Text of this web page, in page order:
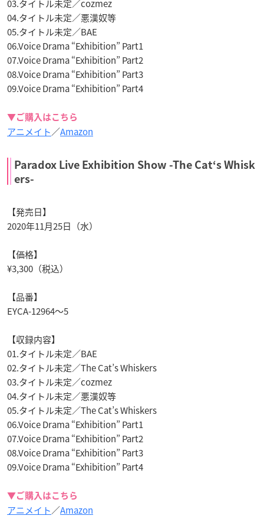
03.タイトル未定／cozmez
04.タイトル未定／悪漢奴等
05.タイトル未定／BAE
06.Voice Drama “Exhibition” Part1
07.Voice Drama “Exhibition” Part2
08.Voice Drama “Exhibition” Part3
09.Voice Drama “Exhibition” Part4
▼ご購入はこちら
アニメイト／Amazon
Paradox Live Exhibition Show -The Cat‘s Whisk
ers-
【発売日】
2020年11月25日（水）
【価格】
¥3,300（税込）
【品番】
EYCA-12964～5
【収録内容】
01.タイトル未定／BAE
02.タイトル未定／The Cat’s Whiskers
03.タイトル未定／cozmez
04.タイトル未定／悪漢奴等
05.タイトル未定／The Cat’s Whiskers
06.Voice Drama “Exhibition” Part1
07.Voice Drama “Exhibition” Part2
08.Voice Drama “Exhibition” Part3
09.Voice Drama “Exhibition” Part4
▼ご購入はこちら
アニメイト／Amazon